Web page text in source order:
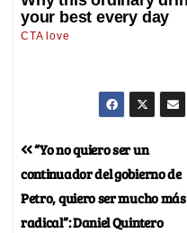
“Yo no quiero ser un
continuador del gobierno de
Petro, quiero ser mucho más
radical”: Daniel Quintero